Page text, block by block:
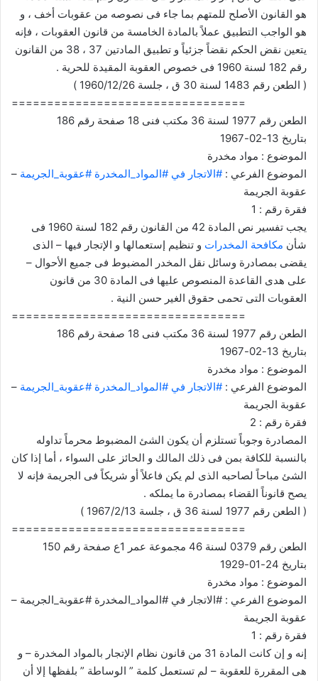
هو القانون الأصلح للمتهم بما جاء فى نصوصه من عقوبات أخف ، و
هو الواجب التطبيق عملاً بالمادة الخامسة من قانون العقوبات ، فإنه
يتعين نقض الحكم نقضاً جزئياً و تطبيق المادتين 37 ، 38 من القانون
رقم 182 لسنة 1960 فى خصوص العقوبة المقيدة للحرية .
( الطعن رقم 1483 لسنة 30 ق ، جلسة 1960/12/26 )
=================================
الطعن رقم 1977 لسنة 36 مكتب فنى 18 صفحة رقم 186
بتاريخ 13-02-1967
الموضوع : مواد مخدرة
الموضوع الفرعي :#الاتجار في #المواد_المخدرة #عقوبة_الجريمة –
عقوبة الجريمة
فقرة رقم : 1
يجب تفسير نص المادة 42 من القانون رقم 182 لسنة 1960 فى
شأن مكافحة المخدرات و تنظيم إستعمالها و الإتجار فيها – الذى
يقضى بمصادرة وسائل نقل المخدر المضبوط فى جميع الأحوال –
على هدى القاعدة المنصوص عليها فى المادة 30 من قانون
العقوبات التى تحمى حقوق الغير حسن النية .
=================================
الطعن رقم 1977 لسنة 36 مكتب فنى 18 صفحة رقم 186
بتاريخ 13-02-1967
الموضوع : مواد مخدرة
الموضوع الفرعي :#الاتجار في #المواد_المخدرة #عقوبة_الجريمة –
عقوبة الجريمة
فقرة رقم : 2
المصادرة وجوباً تستلزم أن يكون الشئ المضبوط محرماً تداوله
بالنسبة للكافة بمن فى ذلك المالك و الحائز على السواء ، أما إذا كان
الشئ مباحاً لصاحبه الذى لم يكن فاعلاً أو شريكاً فى الجريمة فإنه لا
يصح قانوناً القضاء بمصادرة ما يملكه .
( الطعن رقم 1977 لسنة 36 ق ، جلسة 1967/2/13 )
=================================
الطعن رقم 0379 لسنة 46 مجموعة عمر 1ع صفحة رقم 150
بتاريخ 24-01-1929
الموضوع : مواد مخدرة
الموضوع الفرعي : #الاتجار في #المواد_المخدرة #عقوبة_الجريمة –
عقوبة الجريمة
فقرة رقم : 1
إنه و إن كانت المادة 31 من قانون نظام الإتجار بالمواد المخدرة – و
هى المقررة للعقوبة – لم تستعمل كلمة ” الوساطة ” بلفظها إلا أن